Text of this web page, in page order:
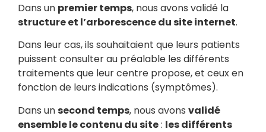
Dans un premier temps, nous avons validé la
structure et l’arborescence du site internet.
Dans leur cas, ils souhaitaient que leurs patients
puissent consulter au préalable les différents
traitements que leur centre propose, et ceux en
fonction de leurs indications (symptômes).
Dans unsecond temps, nous avons validé
ensemble le contenu du site: les différents